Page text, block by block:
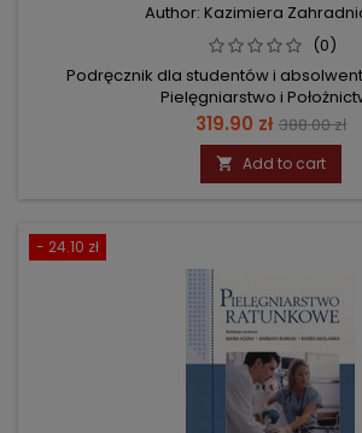
Author: Kazimiera
(0)
Podręcznik dla studentów i
Pielęgniarstwo i
Price
319.90 zł Regular
price
388.00 zł
 Add to cart
- 24.10 zł